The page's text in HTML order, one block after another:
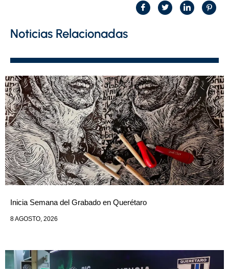
Noticias Relacionadas
Inicia Semana del Grabado en Querétaro
8 AGOSTO, 2026